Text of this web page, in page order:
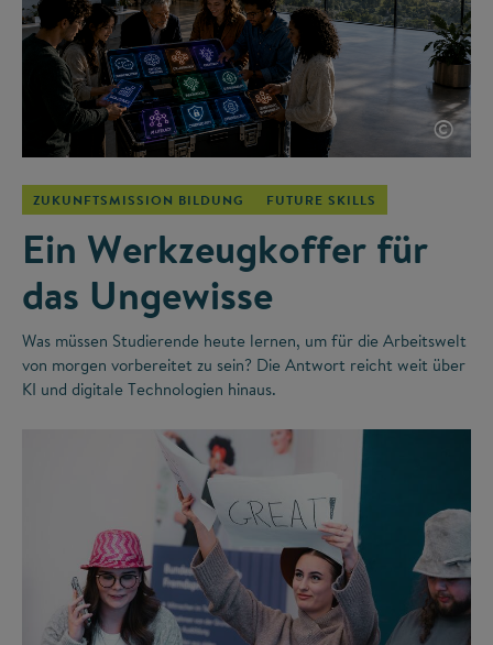
©
ZUKUNFTSMISSION BILDUNG FUTURE SKILLS
Ein Werkzeugkoffer für
das Ungewisse
Was müssen Studierende heute lernen, um für die Arbeitswelt
von morgen vorbereitet zu sein? Die Antwort reicht weit über
KI und digitale Technologien hinaus.